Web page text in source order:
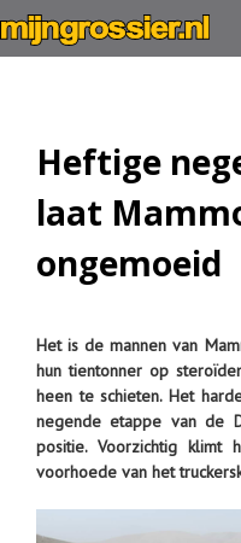
Heftige
laat
ongemoeid
Het is de mannen van
hun tientonner op
heen te schieten. Het
negende etappe van de
positie. Voorzichtig klimt
voorhoede van het